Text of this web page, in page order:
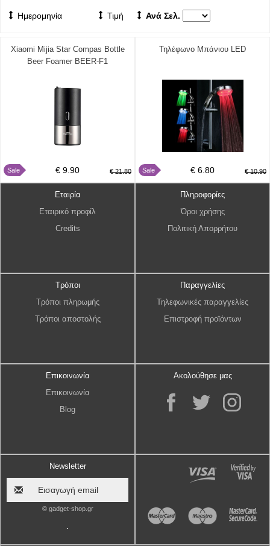
Ημερομηνία Τιμή Ανά Σελ.
Xiaomi Mijia Star Compas Bottle
Beer Foamer BEER-F1
€ 9.90 € 21.80
Sale
Τηλέφωνο Μπάνιου LED
€ 6.80 € 10.90
Sale
Εταιρία
Εταιρικό προφίλ
Credits
Πληροφορίες
Όροι χρήσης
Πολιτική Απορρήτου
Τρόποι
Τρόποι πληρωμής
Τρόποι αποστολής
Παραγγελίες
Τηλεφωνικές παραγγελίες
Επιστροφή προϊόντων
Επικοινωνία
Επικοινωνία
Blog
Ακολούθησε μας
Newsletter
© gadget-shop.gr
.